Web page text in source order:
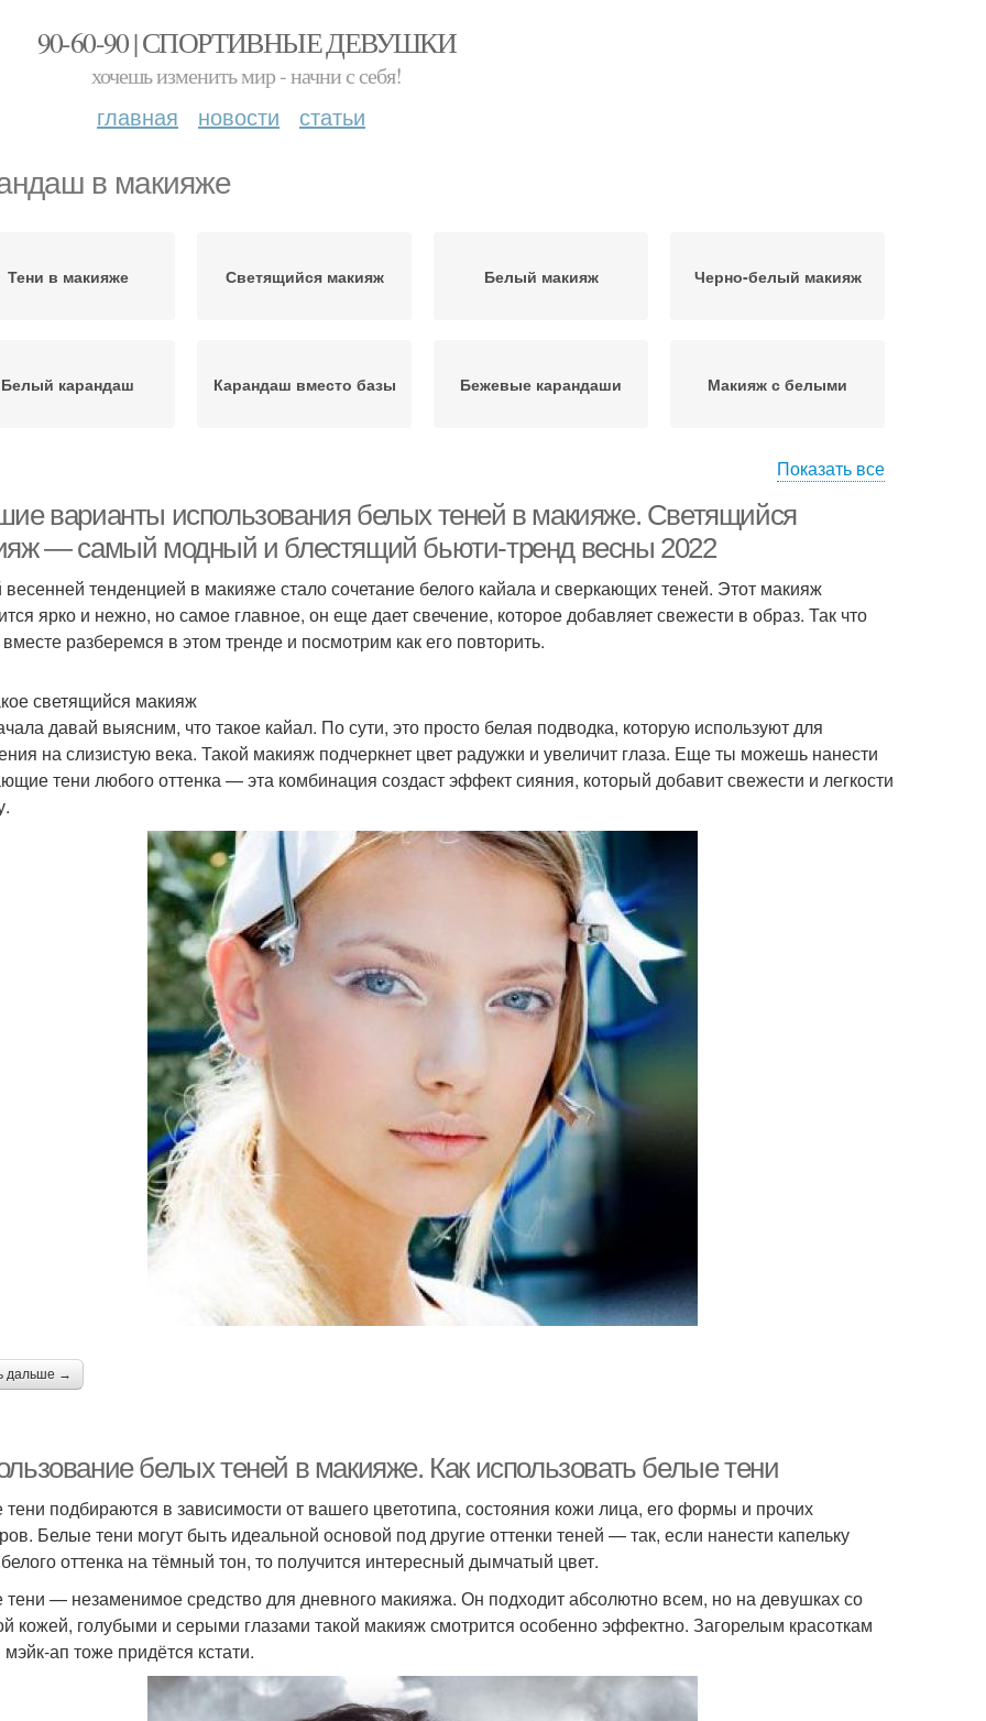
90-60-90 | СПОРТИВНЫЕ ДЕВУШКИ
хочешь изменить мир - начни с себя!
главная новости статьи
в макияже
Тени в макияже Светящийся макияж Белый макияж Черно-белый макияж
Белый карандаш Карандаш вместо базы Бежевые карандаши Макияж с белыми
Показать все
варианты использования белых теней в макияже. Светящийся
— самый модный и блестящий бьюти-тренд весны 2022
тенденцией в макияже стало сочетание белого кайала и сверкающих теней. Этот макияж
ярко и нежно, но самое главное, он еще дает свечение, которое добавляет свежести в образ. Так что
разберемся в этом тренде и посмотрим как его повторить.
светящийся макияж
давай выясним, что такое кайал. По сути, это просто белая подводка, которую используют для
на слизистую века. Такой макияж подчеркнет цвет радужки и увеличит глаза. Еще ты можешь нанести
тени любого оттенка — эта комбинация создаст эффект сияния, который добавит свежести и легкости
дальше →
белых теней в макияже. Как использовать белые тени
подбираются в зависимости от вашего цветотипа, состояния кожи лица, его формы и прочих
Белые тени могут быть идеальной основой под другие оттенки теней — так, если нанести капельку
оттенка на тёмный тон, то получится интересный дымчатый цвет.
— незаменимое средство для дневного макияжа. Он подходит абсолютно всем, но на девушках со
кожей, голубыми и серыми глазами такой макияж смотрится особенно эффектно. Загорелым красоткам
ап тоже придётся кстати.